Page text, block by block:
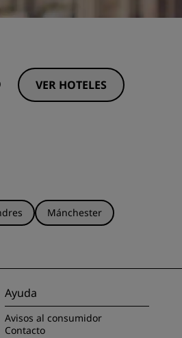
VER HOTELES
Mánchester
Ayuda
Avisos al consumidor
Contacto